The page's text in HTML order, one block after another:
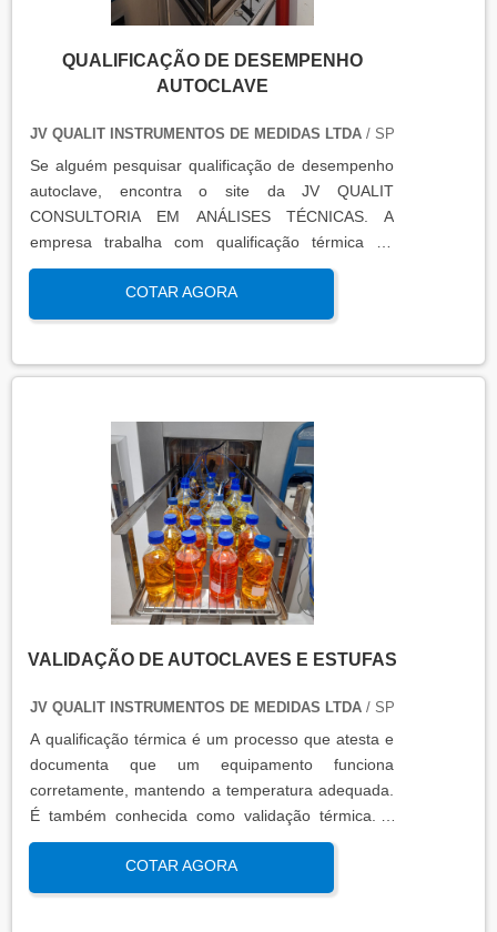
QUALIFICAÇÃO DE DESEMPENHO
AUTOCLAVE
JV QUALIT INSTRUMENTOS DE MEDIDAS LTDA/ SP
Se alguém pesquisar qualificação de desempenho
autoclave, encontra o site da JV QUALIT
CONSULTORIA EM ANÁLISES TÉCNICAS. A
empresa trabalha com qualificação térmica de
equipamentos e engenharia, disponibilizando o que
há de mais atual para garantir a qualidade final
para seus clientes.
COTAR AGORA
VALIDAÇÃO DE AUTOCLAVES E ESTUFAS
JV QUALIT INSTRUMENTOS DE MEDIDAS LTDA/ SP
A qualificação térmica é um processo que atesta e
documenta que um equipamento funciona
corretamente, mantendo a temperatura adequada.
É também conhecida como validação térmica. A
qualificação térmica é importante para garantir a
qualidade e eficiência de equipamentos que
precisam de controle de temperatura. É aplicada a
COTAR AGORA